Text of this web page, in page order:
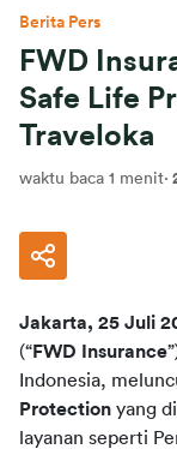
Berita Pers
FWD
Safe Life
Traveloka
waktu baca 1 menit·
Jakarta, 25 Juli
(“FWD Insurance
Indonesia,
Protection yang
layanan seperti